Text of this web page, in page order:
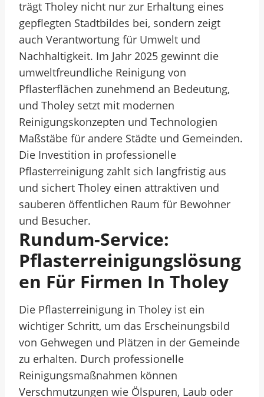
trägt Tholey nicht nur zur Erhaltung eines
gepflegten Stadtbildes bei, sondern zeigt
auch Verantwortung für Umwelt und
Nachhaltigkeit. Im Jahr 2025 gewinnt die
umweltfreundliche Reinigung von
Pflasterflächen zunehmend an Bedeutung,
und Tholey setzt mit modernen
Reinigungskonzepten und Technologien
Maßstäbe für andere Städte und Gemeinden.
Die Investition in professionelle
Pflasterreinigung zahlt sich langfristig aus
und sichert Tholey einen attraktiven und
sauberen öffentlichen Raum für Bewohner
und Besucher.
Rundum-Service:
Pflasterreinigungslösung
En Für Firmen In Tholey
Die Pflasterreinigung in Tholey ist ein
wichtiger Schritt, um das Erscheinungsbild
von Gehwegen und Plätzen in der Gemeinde
zu erhalten. Durch professionelle
Reinigungsmaßnahmen können
Verschmutzungen wie Ölspuren, Laub oder